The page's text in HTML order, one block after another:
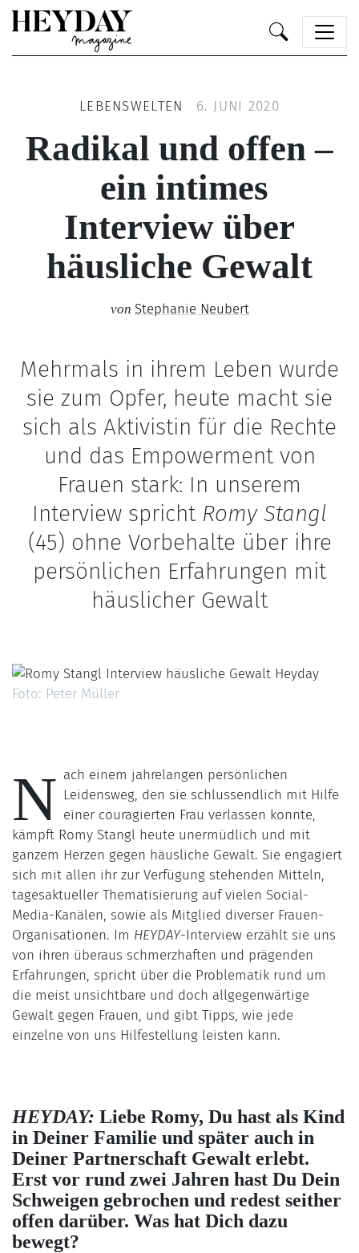
LEBENSWELTEN 6. JUNI 2020
Radikal und offen –
ein intimes
Interview über
häusliche Gewalt
von Stephanie Neubert
Mehrmals in ihrem Leben wurde
sie zum Opfer, heute macht sie
sich als Aktivistin für die Rechte
und das Empowerment von
Frauen stark: In unserem
Interview spricht Romy Stangl
(45) ohne Vorbehalte über ihre
persönlichen Erfahrungen mit
häuslicher Gewalt
Foto: Peter Müller
N ach einem jahrelangen persönlichen
Leidensweg, den sie schlussendlich mit Hilfe
einer couragierten Frau verlassen konnte,
kämpft Romy Stangl heute unermüdlich und mit
ganzem Herzen gegen häusliche Gewalt. Sie engagiert
sich mit allen ihr zur Verfügung stehenden Mitteln,
tagesaktueller Thematisierung auf vielen Social-
Media-Kanälen, sowie als Mitglied diverser Frauen-
Organisationen. Im HEYDAY-Interview erzählt sie uns
von ihren überaus schmerzhaften und prägenden
Erfahrungen, spricht über die Problematik rund um
die meist unsichtbare und doch allgegenwärtige
Gewalt gegen Frauen, und gibt Tipps, wie jede
einzelne von uns Hilfestellung leisten kann.
HEYDAY: Liebe Romy, Du hast als Kind
in Deiner Familie und später auch in
Deiner Partnerschaft Gewalt erlebt.
Erst vor rund zwei Jahren hast Du Dein
Schweigen gebrochen und redest seither
offen darüber. Was hat Dich dazu
bewegt?